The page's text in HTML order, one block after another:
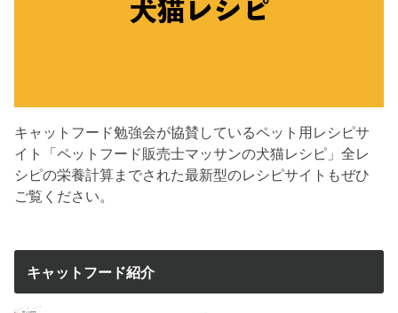
キャットフード勉強会が協賛しているペット用レシピサ
イト「ペットフード販売士マッサンの犬猫レシピ」全レ
シピの栄養計算までされた最新型のレシピサイトもぜひ
ご覧ください。
キャットフード紹介